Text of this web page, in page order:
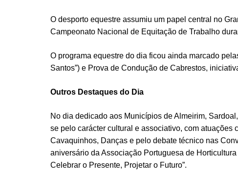
O desporto equestre assumiu um papel central no
Campeonato Nacional de Equitação de Trabalho
O programa equestre do dia ficou ainda marcado
Santos”) e Prova de Condução de Cabrestos,
Outros Destaques do Dia
No dia dedicado aos Municípios de Almeirim,
se pelo carácter cultural e associativo, com atuações
Cavaquinhos, Danças e pelo debate técnico nas
aniversário da Associação Portuguesa de
Celebrar o Presente, Projetar o Futuro”.